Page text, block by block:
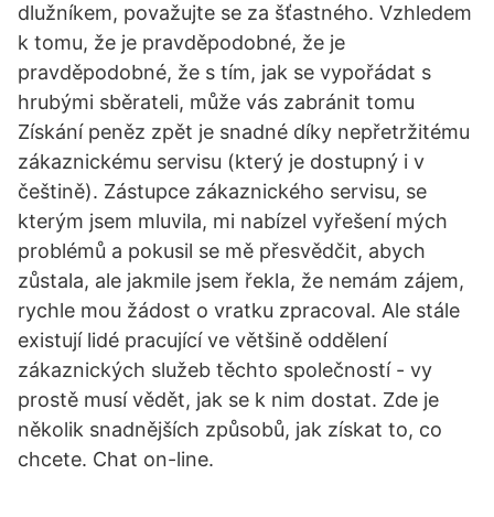
dlužníkem, považujte se za šťastného. Vzhledem
k tomu, že je pravděpodobné, že je
pravděpodobné, že s tím, jak se vypořádat s
hrubými sběrateli, může vás zabránit tomu
Získání peněz zpět je snadné díky nepřetržitému
zákaznickému servisu (který je dostupný i v
češtině). Zástupce zákaznického servisu, se
kterým jsem mluvila, mi nabízel vyřešení mých
problémů a pokusil se mě přesvědčit, abych
zůstala, ale jakmile jsem řekla, že nemám zájem,
rychle mou žádost o vratku zpracoval. Ale stále
existují lidé pracující ve většině oddělení
zákaznických služeb těchto společností - vy
prostě musí vědět, jak se k nim dostat. Zde je
několik snadnějších způsobů, jak získat to, co
chcete. Chat on-line.